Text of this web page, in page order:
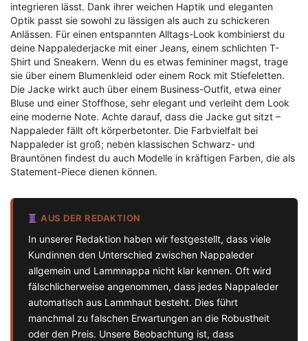
integrieren lässt. Dank ihrer weichen Haptik und eleganten
Optik passt sie sowohl zu lässigen als auch zu schickeren
Anlässen. Für einen entspannten Alltags-Look kombinierst du
deine Nappalederjacke mit einer Jeans, einem schlichten T-
Shirt und Sneakern. Wenn du es etwas femininer magst, trage
sie über einem Blumenkleid oder einem Rock mit Stiefeletten.
Die Jacke wirkt auch über einem Business-Outfit, etwa einer
Bluse und einer Stoffhose, sehr elegant und verleiht dem Look
eine moderne Note. Achte darauf, dass die Jacke gut sitzt –
Nappaleder fällt oft körperbetonter. Die Farbvielfalt bei
Nappaleder ist groß; neben klassischen Schwarz- und
Brauntönen findest du auch Modelle in kräftigen Farben, die als
Statement-Piece dienen können.
AUS DER REDAKTION
In unserer Redaktion haben wir festgestellt, dass viele
Kundinnen den Unterschied zwischen Nappaleder
allgemein und Lammnappa nicht klar kennen. Oft wird
fälschlicherweise angenommen, dass jedes Nappaleder
automatisch aus Lammhaut besteht. Dies führt
manchmal zu falschen Erwartungen an die Robustheit
oder den Preis. Unsere Beobachtung ist, dass